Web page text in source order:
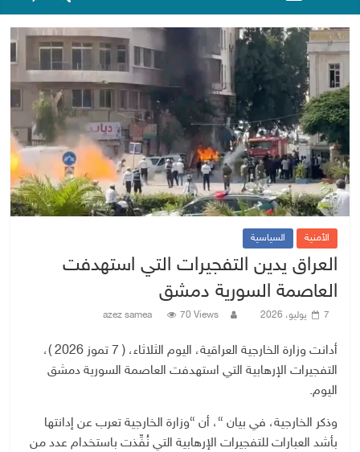
الأمنية السياسية
العراق يدين التفجيرات التي استهدفت
العاصمة السورية دمشق
7 يوليو، 2026 azez samea 70 Views
أدانت وزارة الخارجية العراقية، اليوم الثلاثاء، ( 7 تموز 2026 )،
التفجيرات الإرهابية التي استهدفت العاصمة السورية دمشق
اليوم.
وذكر الخارجية، في بيان “، أن “وزارة الخارجية تعرب عن إدانتها
بأشد العبارات للتفجيرات الإرهابية التي نُفِّذت باستخدام عدد من